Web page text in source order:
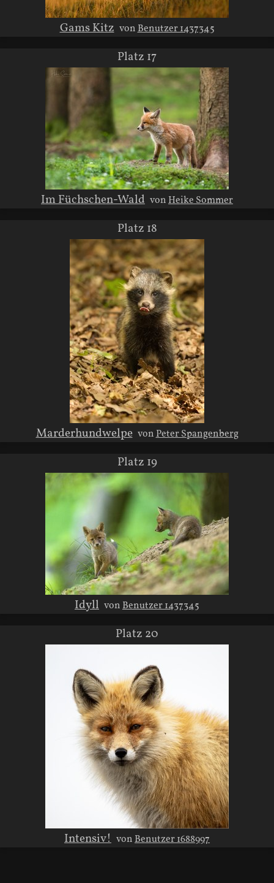
Gams Kitz vonBenutzer 1437345
Platz 17
Im Füchschen-Wald vonHeike Sommer
Platz 18
Marderhundwelpe vonPeter Spangenberg
Platz 19
Idyll vonBenutzer 1437345
Platz 20
Intensiv! vonBenutzer 1688997